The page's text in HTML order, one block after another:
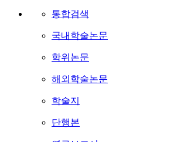
통합검색
국내학술논문
학위논문
해외학술논문
학술지
단행본